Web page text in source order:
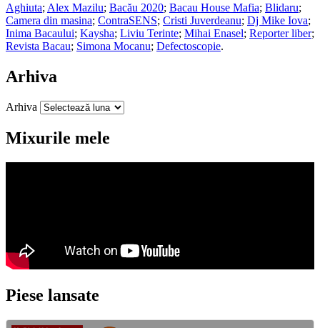
Aghiuta; Alex Mazilu; Bacău 2020; Bacau House Mafia; Blidaru;
Camera din masina; ContraSENS; Cristi Juverdeanu; Dj Mike Iova;
Inima Bacaului; Kaysha; Liviu Terinte; Mihai Enasel; Reporter liber;
Revista Bacau; Simona Mocanu; Defectoscopie.
Arhiva
Arhiva
Mixurile mele
Piese lansate